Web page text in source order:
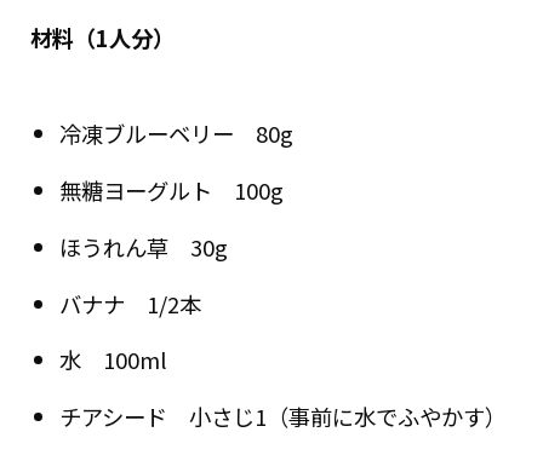
材料（1人分）
冷凍ブルーベリー 80g
無糖ヨーグルト 100g
ほうれん草 30g
バナナ 1/2本
水 100ml
チアシード 小さじ1（事前に水でふやかす）